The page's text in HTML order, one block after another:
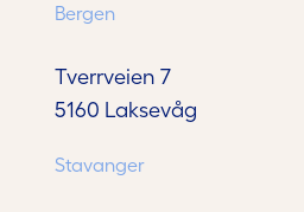
Bergen
Tverrveien 7
5160 Laksevåg
Stavanger